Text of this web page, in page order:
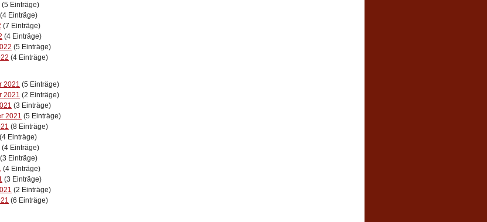
(5 Einträge)
(4 Einträge)
(7 Einträge)
(4 Einträge)
(5 Einträge)
(4 Einträge)
2021 (5 Einträge)
2021 (2 Einträge)
(3 Einträge)
2021 (5 Einträge)
(8 Einträge)
(4 Einträge)
(4 Einträge)
(3 Einträge)
(4 Einträge)
(3 Einträge)
(2 Einträge)
(6 Einträge)